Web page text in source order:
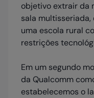
objetivo extrair da
sala
uma escola rural
restrições
Em um segundo
da Qualcomm
estabelecemos o